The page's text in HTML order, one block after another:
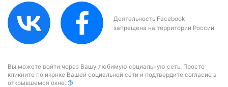
Деятельность Facebook
запрещена на территории России
Вы можете войти через Вашу любимую социальную сеть. Просто
кликните по иконке Вашей социальной сети и подтвердите согласие в
открывшемся окне.